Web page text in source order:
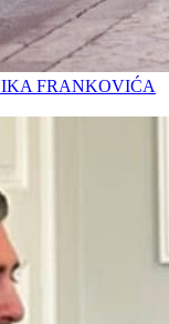
FRANKOVIĆA